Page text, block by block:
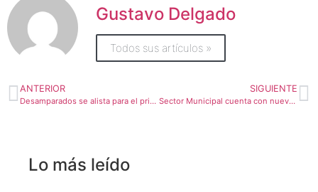
Gustavo Delgado
Todos sus artículos »
ANTERIOR
Desamparados se alista para el primer tope nacional de caballistas
SIGUIENTE
Sector Municipal cuenta con nuevas herramientas para la atención de la Red Vial Cantonal
Lo más leído